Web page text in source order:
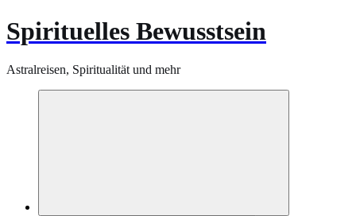
Spirituelles Bewusstsein
Astralreisen, Spiritualität und mehr